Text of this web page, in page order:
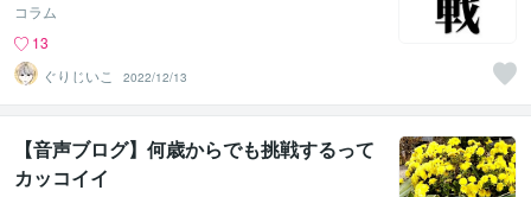
コラム
13
ぐりじいこ
2022/12/13
【音声ブログ】何歳からでも挑戦するって
カッコイイ